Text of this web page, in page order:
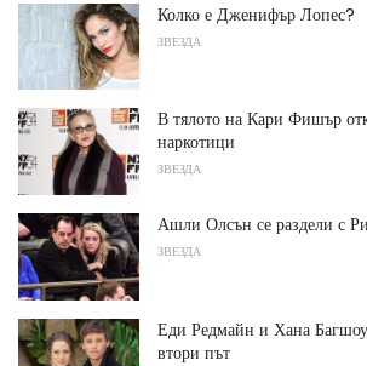
Колко е Дженифър Лопес?
ЗВЕЗДА
В тялото на Кари Фишър
наркотици
ЗВЕЗДА
Ашли Олсън се раздели с
ЗВЕЗДА
Еди Редмайн и Хана Багшоу
втори път